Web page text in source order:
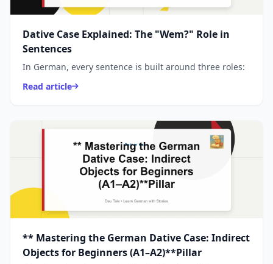
Dative Case Explained: The "Wem?" Role in
Sentences
In German, every sentence is built around three roles:
Read article
** Mastering the German Dative Case: Indirect
Objects for Beginners (A1–A2)**Pillar